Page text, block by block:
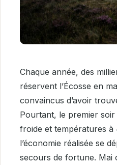
Chaque année, des
réservent l’Écosse en
convaincus d’avoir
Pourtant, le premier
froide et températures à
l’économie réalisée se
secours de fortune. Mai